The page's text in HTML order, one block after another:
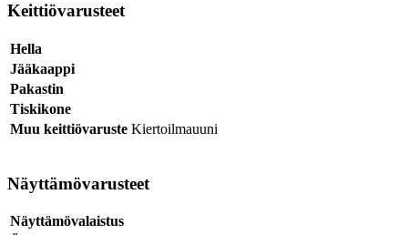
Keittiövarusteet
Hella
Jääkaappi
Pakastin
Tiskikone
Muu keittiövaruste Kiertoilmauuni
Näyttämövarusteet
Näyttämövalaistus